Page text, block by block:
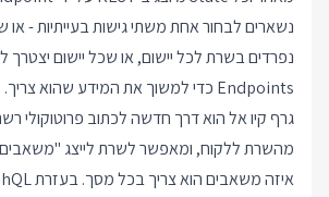
נפרדים בשרת לכל יישום, או שכל יישום
Endpoints כדי למשוך את המידע שהוא צריך.
גרף קיו אל הוא דרך חדשה לכתוב פרוטוקולי
מהשרת ללקוח, ומאפשר לשרת לייצג